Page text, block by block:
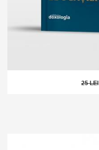
25 LEI
25 LEI